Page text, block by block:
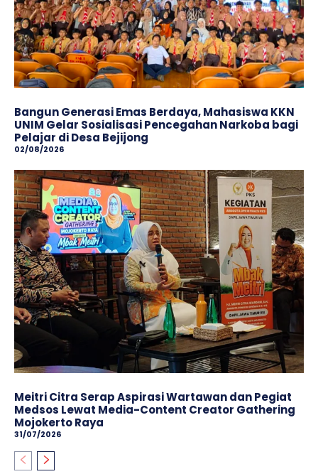
Bangun Generasi Emas Berdaya, Mahasiswa KKN
UNIM Gelar Sosialisasi Pencegahan Narkoba bagi
Pelajar di Desa Bejijong
02/08/2026
Meitri Citra Serap Aspirasi Wartawan dan Pegiat
Medsos Lewat Media-Content Creator Gathering
Mojokerto Raya
31/07/2026